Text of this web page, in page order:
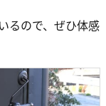
るので、ぜひ体感